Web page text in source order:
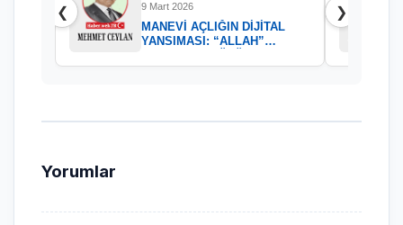
❮ 9 Mart 2026
MANEVİ AÇLIĞIN DİJİTAL
YANSIMASI: “ALLAH”
❯
Yorumlar